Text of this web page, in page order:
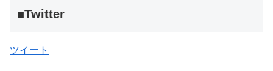
■Twitter
ツイート